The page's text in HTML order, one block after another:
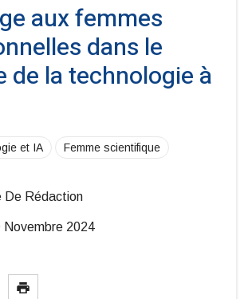
aux femmes
dans le
de la technologie à
et IA Femme scientifique
De Rédaction
Novembre 2024